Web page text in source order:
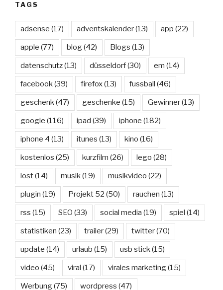
TAGS
adsense (17) adventskalender(13) app (22)
apple (77) blog(42) Blogs (13)
datenschutz(13) düsseldorf(30) em (14)
facebook(39) firefox(13) fussball (46)
geschenk(47) geschenke (15) Gewinner(13)
google (116) ipad (39) iphone (182)
iphone 4 (13) itunes (13) kino (16)
kostenlos (25) kurzfilm (26) lego (28)
lost(14) musik(19) musikvideo (22)
plugin (19) Projekt 52 (50) rauchen (13)
rss (15) SEO (33) social media (19) spiel (14)
statistiken (23) trailer(29) twitter(70)
update (14) urlaub (15) usb stick(15)
video (45) viral (17) virales marketing(15)
Werbung(75) wordpress (47)